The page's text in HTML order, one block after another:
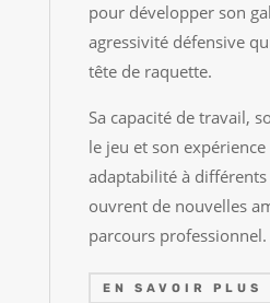
pour développer son
agressivité défensive
tête de raquette.
Sa capacité de travail,
le jeu et son expérience
adaptabilité à
ouvrent de nouvelles
parcours professionnel.
EN SAVOIR PLUS